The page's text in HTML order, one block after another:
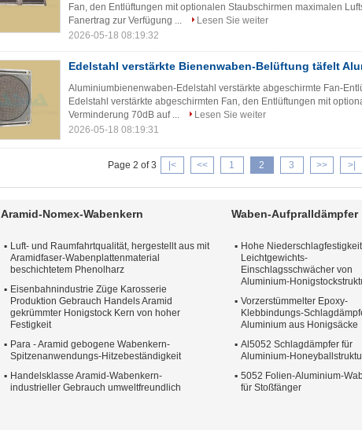
Fan, den Entlüftungen mit optionalen Staubschirmen maximalen
Fanertrag zur Verfügung ...
Lesen Sie weiter
2026-05-18 08:19:32
Edelstahl verstärkte Bienenwaben-Belüftung täfelt
Aluminiumbienenwaben-Edelstahl verstärkte abgeschirmte Fan-
Edelstahl verstärkte abgeschirmten Fan, den Entlüftungen mit
Verminderung 70dB auf ...
Lesen Sie weiter
2026-05-18 08:19:31
Page 2 of 3 |< << 1 2 3 >> >|
Aramid-Nomex-Wabenkern
Luft- und Raumfahrtqualität, hergestellt aus mit
Aramidfaser-Wabenplattenmaterial
beschichtetem Phenolharz
Eisenbahnindustrie Züge Karosserie
Produktion Gebrauch Handels Aramid
gekrümmter Honigstock Kern von hoher
Festigkeit
Para - Aramid gebogene Wabenkern-
Spitzenanwendungs-Hitzebeständigkeit
Handelsklasse Aramid-Wabenkern-
industrieller Gebrauch umweltfreundlich
Waben-Aufpralldämpfer
Hohe Niederschlagfestigkeit
Leichtgewichts-
Einschlagsschwächer von
Aluminium-
Vorzerstümmelter Epoxy-
Klebbindungs-
Aluminium aus Honigsäcke
Al5052 Schlagdämpfer für
Aluminium-
5052 Folien-Aluminium-
für Stoßfänger